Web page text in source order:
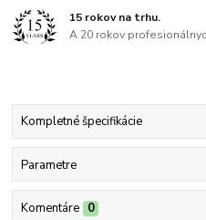
15 rokov na trhu.
A 20 rokov
Kompletné špecifikácie
Parametre
Komentáre 0